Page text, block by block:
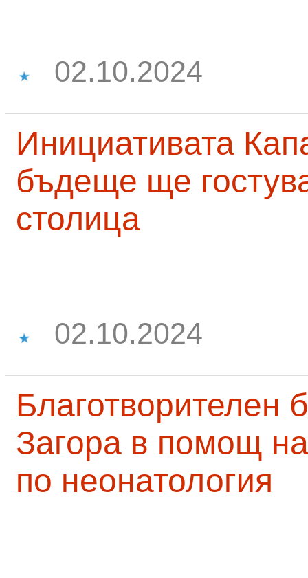
02.10.2024
Инициативата
бъдеще ще
столица
02.10.2024
Благотворителен
Загора в помощ
по неонатология